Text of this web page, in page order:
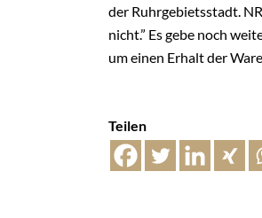
der Ruhrgebietsstadt.
nicht.” Es gebe noch
um einen Erhalt der
Teilen